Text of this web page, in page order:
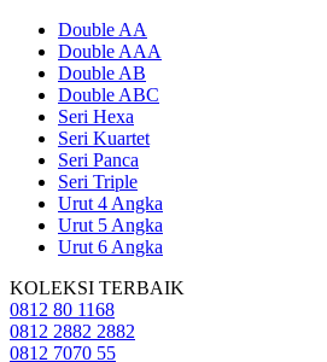
Double AA
Double AAA
Double AB
Double ABC
Seri Hexa
Seri Kuartet
Seri Panca
Seri Triple
Urut 4 Angka
Urut 5 Angka
Urut 6 Angka
KOLEKSI TERBAIK
0812 80 1168
0812 2882 2882
0812 7070 55